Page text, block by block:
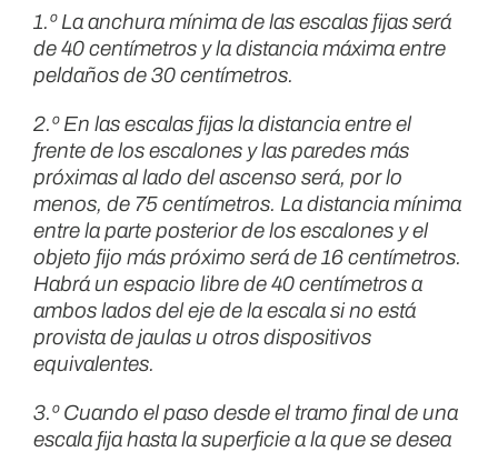
1.º La anchura mínima de las escalas fijas será
de 40 centímetros y la distancia máxima entre
peldaños de 30 centímetros.
2.º En las escalas fijas la distancia entre el
frente de los escalones y las paredes más
próximas al lado del ascenso será, por lo
menos, de 75 centímetros. La distancia mínima
entre la parte posterior de los escalones y el
objeto fijo más próximo será de 16 centímetros.
Habrá un espacio libre de 40 centímetros a
ambos lados del eje de la escala si no está
provista de jaulas u otros dispositivos
equivalentes.
3.º Cuando el paso desde el tramo final de una
escala fija hasta la superficie a la que se desea